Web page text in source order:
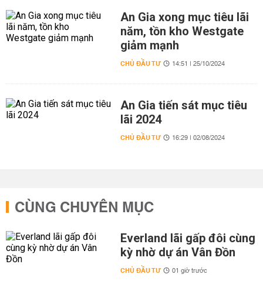
An Gia xong mục tiêu lãi
năm, tồn kho Westgate
giảm mạnh
CHỦ ĐẦU TƯ 14:51 | 25/10/2024
An Gia tiến sát mục tiêu
lãi 2024
CHỦ ĐẦU TƯ 16:29 | 02/08/2024
CÙNG CHUYÊN MỤC
Everland lãi gấp đôi cùng
kỳ nhờ dự án Vân Đồn
CHỦ ĐẦU TƯ 01 giờ trước